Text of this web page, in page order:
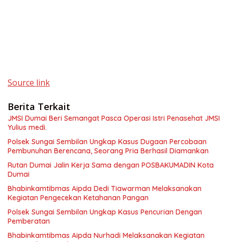
Source link
Berita Terkait
JMSI Dumai Beri Semangat Pasca Operasi Istri Penasehat JMSI
Yulius medi.
Polsek Sungai Sembilan Ungkap Kasus Dugaan Percobaan
Pembunuhan Berencana, Seorang Pria Berhasil Diamankan
Rutan Dumai Jalin Kerja Sama dengan POSBAKUMADIN Kota
Dumai
Bhabinkamtibmas Aipda Dedi Tiawarman Melaksanakan
Kegiatan Pengecekan Ketahanan Pangan
Polsek Sungai Sembilan Ungkap Kasus Pencurian Dengan
Pemberatan
Bhabinkamtibmas Aipda Nurhadi Melaksanakan Kegiatan